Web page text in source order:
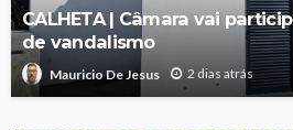
CALHETA | Câmara vai
de vandalismo
Mauricio De Jesus 2 dias atrás